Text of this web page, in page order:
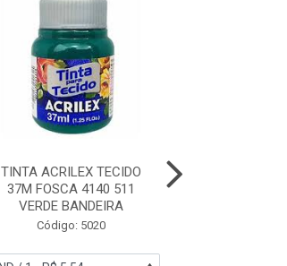
TINTA ACRILEX TECIDO
37M FOSCA 4140 511
VERDE BANDEIRA
Código: 5020